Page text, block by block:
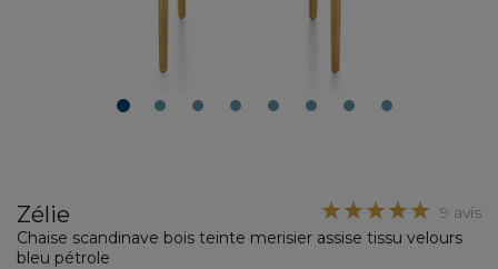
1 2 3 4 5 6 7 8
9 avis
Zélie
Chaise scandinave bois teinte merisier assise tissu velours
bleu pétrole